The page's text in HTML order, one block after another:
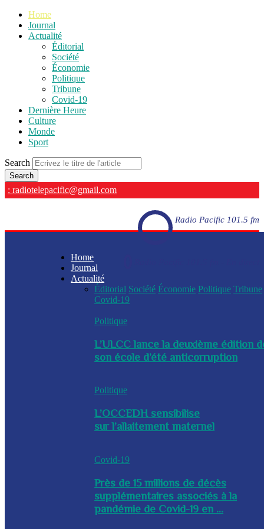
Home
Journal
Actualité
Éditorial
Société
Économie
Politique
Tribune
Covid-19
Dernière Heure
Culture
Monde
Sport
Search
: radiotelepacific@gmail.com
Radio Pacific 101.5 fm
Home
Journal
Actualité
Éditorial Société Économie Politique Tribune
Covid-19
Politique
L’ULCC lance la deuxième édition
son école d’été anticorruption
Politique
L’OCCEDH sensibilise
sur l’allaitement maternel
Covid-19
Près de 15 millions de décès
supplémentaires associés à la
pandémie de Covid-19 en ...